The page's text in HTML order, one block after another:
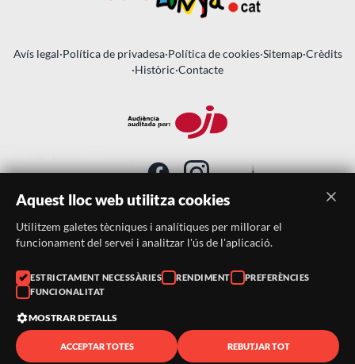
Avís legal·Política de privadesa·Política de cookies·Sitemap·Crèdits
·Històric·Contacte
SUBSCRIU-TE AL BUTLLETÍ
Telèfon:
938046359
Correu:
© 2026 ·FestaCatalunya
— Tots els drets reservats · Web
Aquest lloc web utilitza cookies
Utilitzem galetes tècniques i analítiques per millorar el
funcionament del servei i analitzar l'ús de l'aplicació.
ESTRICTAMENT NECESSÀRIES RENDIMENT
PREFERÈNCIES
FUNCIONALITAT
MOSTRAR DETALLS
ACCEPTAR TOTES REBUTJAR TOT